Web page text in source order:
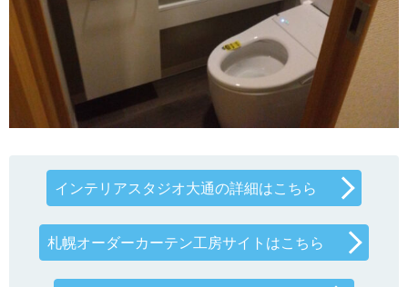
インテリアスタジオ大通の詳細はこちら
札幌オーダーカーテン工房サイトはこちら